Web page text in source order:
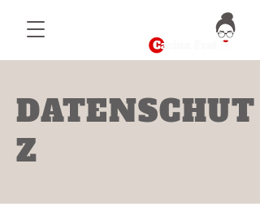
DATENSCHUT
Z